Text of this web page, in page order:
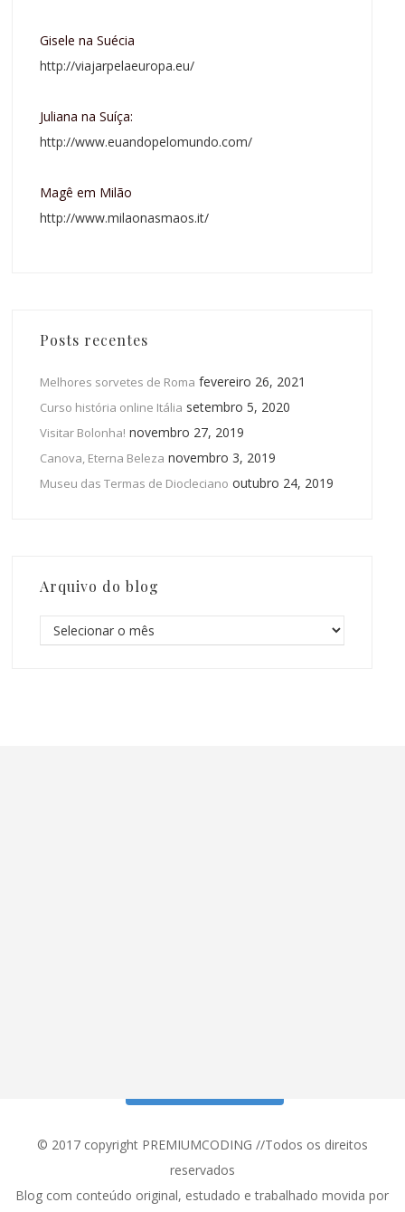
Gisele na Suécia
http://viajarpelaeuropa.eu/
Juliana na Suíça:
http://www.euandopelomundo.com/
Magê em Milão
http://www.milaonasmaos.it/
Posts recentes
Melhores sorvetes de Roma fevereiro 26, 2021
Curso história online Itália setembro 5, 2020
Visitar Bolonha! novembro 27, 2019
Canova, Eterna Beleza novembro 3, 2019
Museu das Termas de Diocleciano outubro 24, 2019
Arquivo do blog
© 2017 copyright PREMIUMCODING //Todos os direitos
reservados
Blog com conteúdo original, estudado e trabalhado movida por